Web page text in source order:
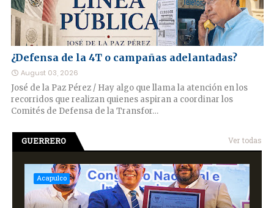
¿Defensa de la 4T o campañas adelantadas?
August 03, 2026
José de la Paz Pérez / Hay algo que llama la atención en los
recorridos que realizan quienes aspiran a coordinar los
Comités de Defensa de la Transfor…
GUERRERO Ver todas
Acapulco